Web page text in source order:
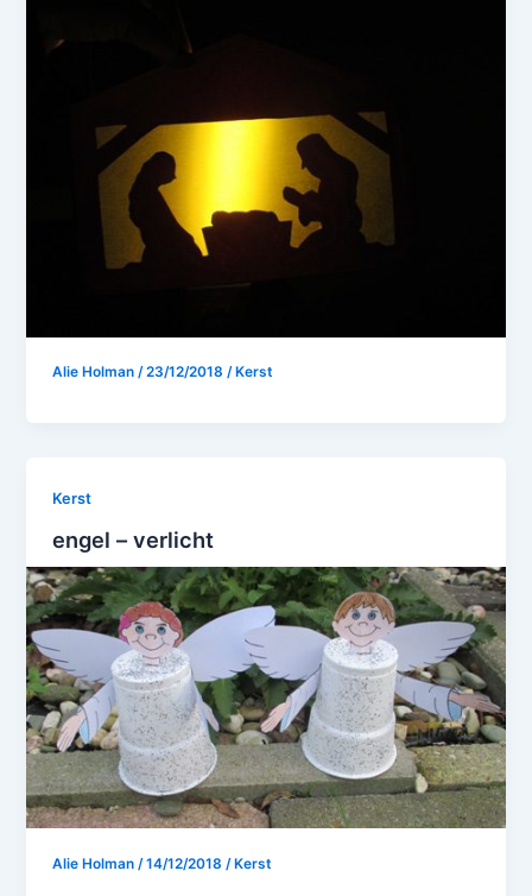
Alie Holman/23/12/2018/ Kerst
Kerst
engel – verlicht
Alie Holman/14/12/2018/ Kerst